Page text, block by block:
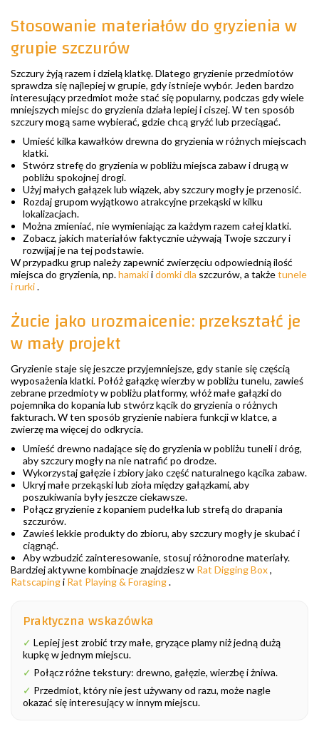
Stosowanie materiałów do gryzienia w
grupie szczurów
Szczury żyją razem i dzielą klatkę. Dlatego gryzienie przedmiotów
sprawdza się najlepiej w grupie, gdy istnieje wybór. Jeden bardzo
interesujący przedmiot może stać się popularny, podczas gdy wiele
mniejszych miejsc do gryzienia działa lepiej i ciszej. W ten sposób
szczury mogą same wybierać, gdzie chcą gryźć lub przeciągać.
Umieść kilka kawałków drewna do gryzienia w różnych miejscach
klatki.
Stwórz strefę do gryzienia w pobliżu miejsca zabaw i drugą w
pobliżu spokojnej drogi.
Użyj małych gałązek lub wiązek, aby szczury mogły je przenosić.
Rozdaj grupom wyjątkowo atrakcyjne przekąski w kilku
lokalizacjach.
Można zmieniać, nie wymieniając za każdym razem całej klatki.
Zobacz, jakich materiałów faktycznie używają Twoje szczury i
rozwijaj je na tej podstawie.
W przypadku grup należy zapewnić zwierzęciu odpowiednią ilość
miejsca do gryzienia, np.hamakiidomki dla szczurów, a takżetunele
i rurki.
Żucie jako urozmaicenie: przekształć je
w mały projekt
Gryzienie staje się jeszcze przyjemniejsze, gdy stanie się częścią
wyposażenia klatki. Połóż gałązkę wierzby w pobliżu tunelu, zawieś
zebrane przedmioty w pobliżu platformy, włóż małe gałązki do
pojemnika do kopania lub stwórz kącik do gryzienia o różnych
fakturach. W ten sposób gryzienie nabiera funkcji w klatce, a
zwierzę ma więcej do odkrycia.
Umieść drewno nadające się do gryzienia w pobliżu tuneli i dróg,
aby szczury mogły na nie natrafić po drodze.
Wykorzystaj gałęzie i zbiory jako część naturalnego kącika zabaw.
Ukryj małe przekąski lub zioła między gałązkami, aby
poszukiwania były jeszcze ciekawsze.
Połącz gryzienie z kopaniem pudełka lub strefą do drapania
szczurów.
Zawieś lekkie produkty do zbioru, aby szczury mogły je skubać i
ciągnąć.
Aby wzbudzić zainteresowanie, stosuj różnorodne materiały.
Bardziej aktywne kombinacje znajdziesz w Rat Digging Box,
Ratscapingi Rat Playing & Foraging.
Praktyczna wskazówka
✓ Lepiej jest zrobić trzy małe, gryzące plamy niż jedną dużą
kupkę w jednym miejscu.
✓ Połącz różne tekstury: drewno, gałęzie, wierzbę i żniwa.
✓ Przedmiot, który nie jest używany od razu, może nagle
okazać się interesujący w innym miejscu.